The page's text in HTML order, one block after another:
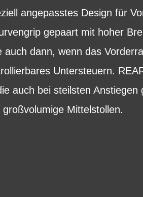
angepasstes Design für
gepaart mit hoher
auch dann, wenn das
Untersteuern.
auch bei steilsten
Mittelstollen.